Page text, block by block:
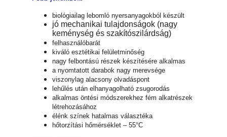
biológiailag lebomló nyersanyagokból készült
jó mechanikai tulajdonságok (nagy
keménység és szakítószilárdság)
felhasználóbarát
kiváló esztétikai felületminőség
nagy felbontású részek készítésére alkalmas
a nyomtatott darabok nagy merevsége
viszonylag alacsony olvadáspont
lehűlés után elhanyagolható zsugorodás
alkalmas öntési módszerekhez fém alkatrészek
létrehozásához
élénk színek hatalmas választéka
hőtorzítási hőmérséklet – 55°C